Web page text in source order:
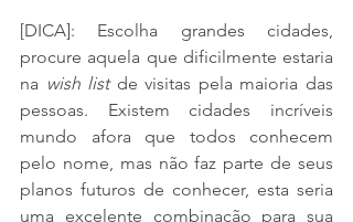
[DICA]: Escolha grandes cidades,
procure aquela que dificilmente estaria
na wish list de visitas pela maioria das
pessoas. Existem cidades incríveis
mundo afora que todos conhecem
pelo nome, mas não faz parte de seus
planos futuros de conhecer, esta seria
uma excelente combinação para sua